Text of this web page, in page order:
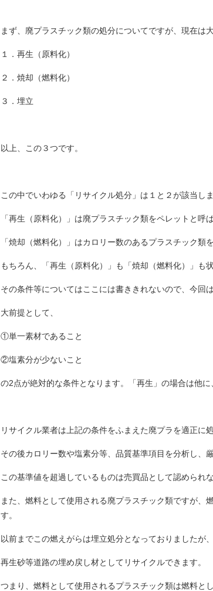
まず、廃プラスチック類の処分についてですが、現在は
１．再生（原料化）
２．焼却（燃料化）
３．埋立
以上、この３つです。
この中でいわゆる「リサイクル処分」は１と２が該当しま
「再生（原料化）」は廃プラスチック類をペレットと呼
「焼却（燃料化）」はカロリー数のあるプラスチック類
もちろん、「再生（原料化）」も「焼却（燃料化）」も
その条件等についてはここには書ききれないので、今回
大前提として、
①単一素材であること
②塩素分が少ないこと
の2点が絶対的な条件となります。「再生」の場合は他
リサイクル業者は上記の条件をふまえた廃プラを適正に
その後カロリー数や塩素分等、品質基準項目を分析し、
この基準値を超過しているものは売買品として認められ
また、燃料として使用される廃プラスチック類ですが、
す。
以前までこの燃えがらは埋立処分となっておりましたが
再生砂等道路の埋め戻し材としてリサイクルできます。
つまり、燃料として使用されるプラスチック類は燃料と